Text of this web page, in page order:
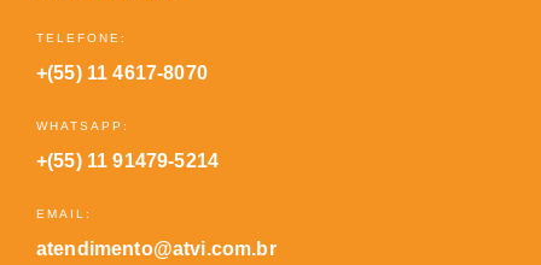
TELEFONE:
+(55) 11 4617-8070
WHATSAPP:
+(55) 11 91479-5214
EMAIL:
atendimento@atvi.com.br